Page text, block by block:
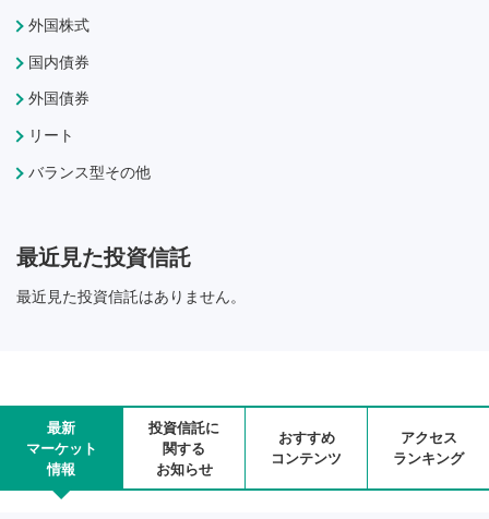
外国株式
国内債券
外国債券
リート
バランス型その他
最近見た投資信託
最近見た投資信託はありません。
最新
マーケット
情報
投資信託に
関する
お知らせ
おすすめ
コンテンツ
アクセス
ランキング